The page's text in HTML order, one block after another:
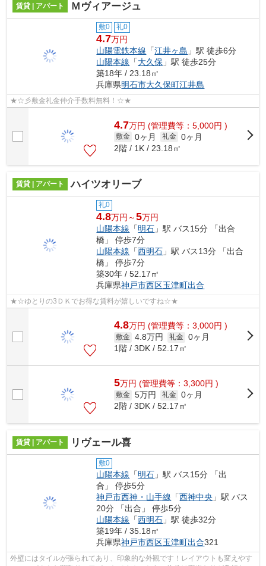
賃貸 | アパート Ｍヴィアージュ
敷0 礼0
4.7万円
山陽電鉄本線 「江井ヶ島 」駅 徒歩6分
山陽本線 「大久保 」駅 徒歩25分
築18年 / 23.18㎡
兵庫県明石市大久保町江井島
★☆彡敷金礼金仲介手数料無料！☆★
4.7万円 (管理費等：5,000円 )
敷金 0ヶ月 礼金 0ヶ月
2階 / 1K / 23.18㎡
賃貸 | アパート ハイツオリーブ
礼0
4.8万円～5万円
山陽本線 「明石 」駅 バス15分 「出合
橋」 停歩7分
山陽本線 「西明石 」駅 バス13分 「出合
橋」 停歩7分
築30年 / 52.17㎡
兵庫県神戸市西区玉津町出合
★☆ゆとりの3ＤＫでお得な賃料が嬉しいですね☆★
4.8万円 (管理費等：3,000円 )
敷金 4.8万円 礼金 0ヶ月
1階 / 3DK / 52.17㎡
5万円 (管理費等：3,300円 )
敷金 5万円 礼金 0ヶ月
2階 / 3DK / 52.17㎡
賃貸 | アパート リヴェール喜
敷0
山陽本線 「明石 」駅 バス15分 「出
合」 停歩5分
神戸市西神・山手線 「西神中央 」駅 バス
20分 「出合」 停歩5分
山陽本線 「西明石 」駅 徒歩32分
築19年 / 35.18㎡
兵庫県神戸市西区玉津町出合321
外壁にはタイルが張られてあり、印象的な外観です！レイアウトも変えやす